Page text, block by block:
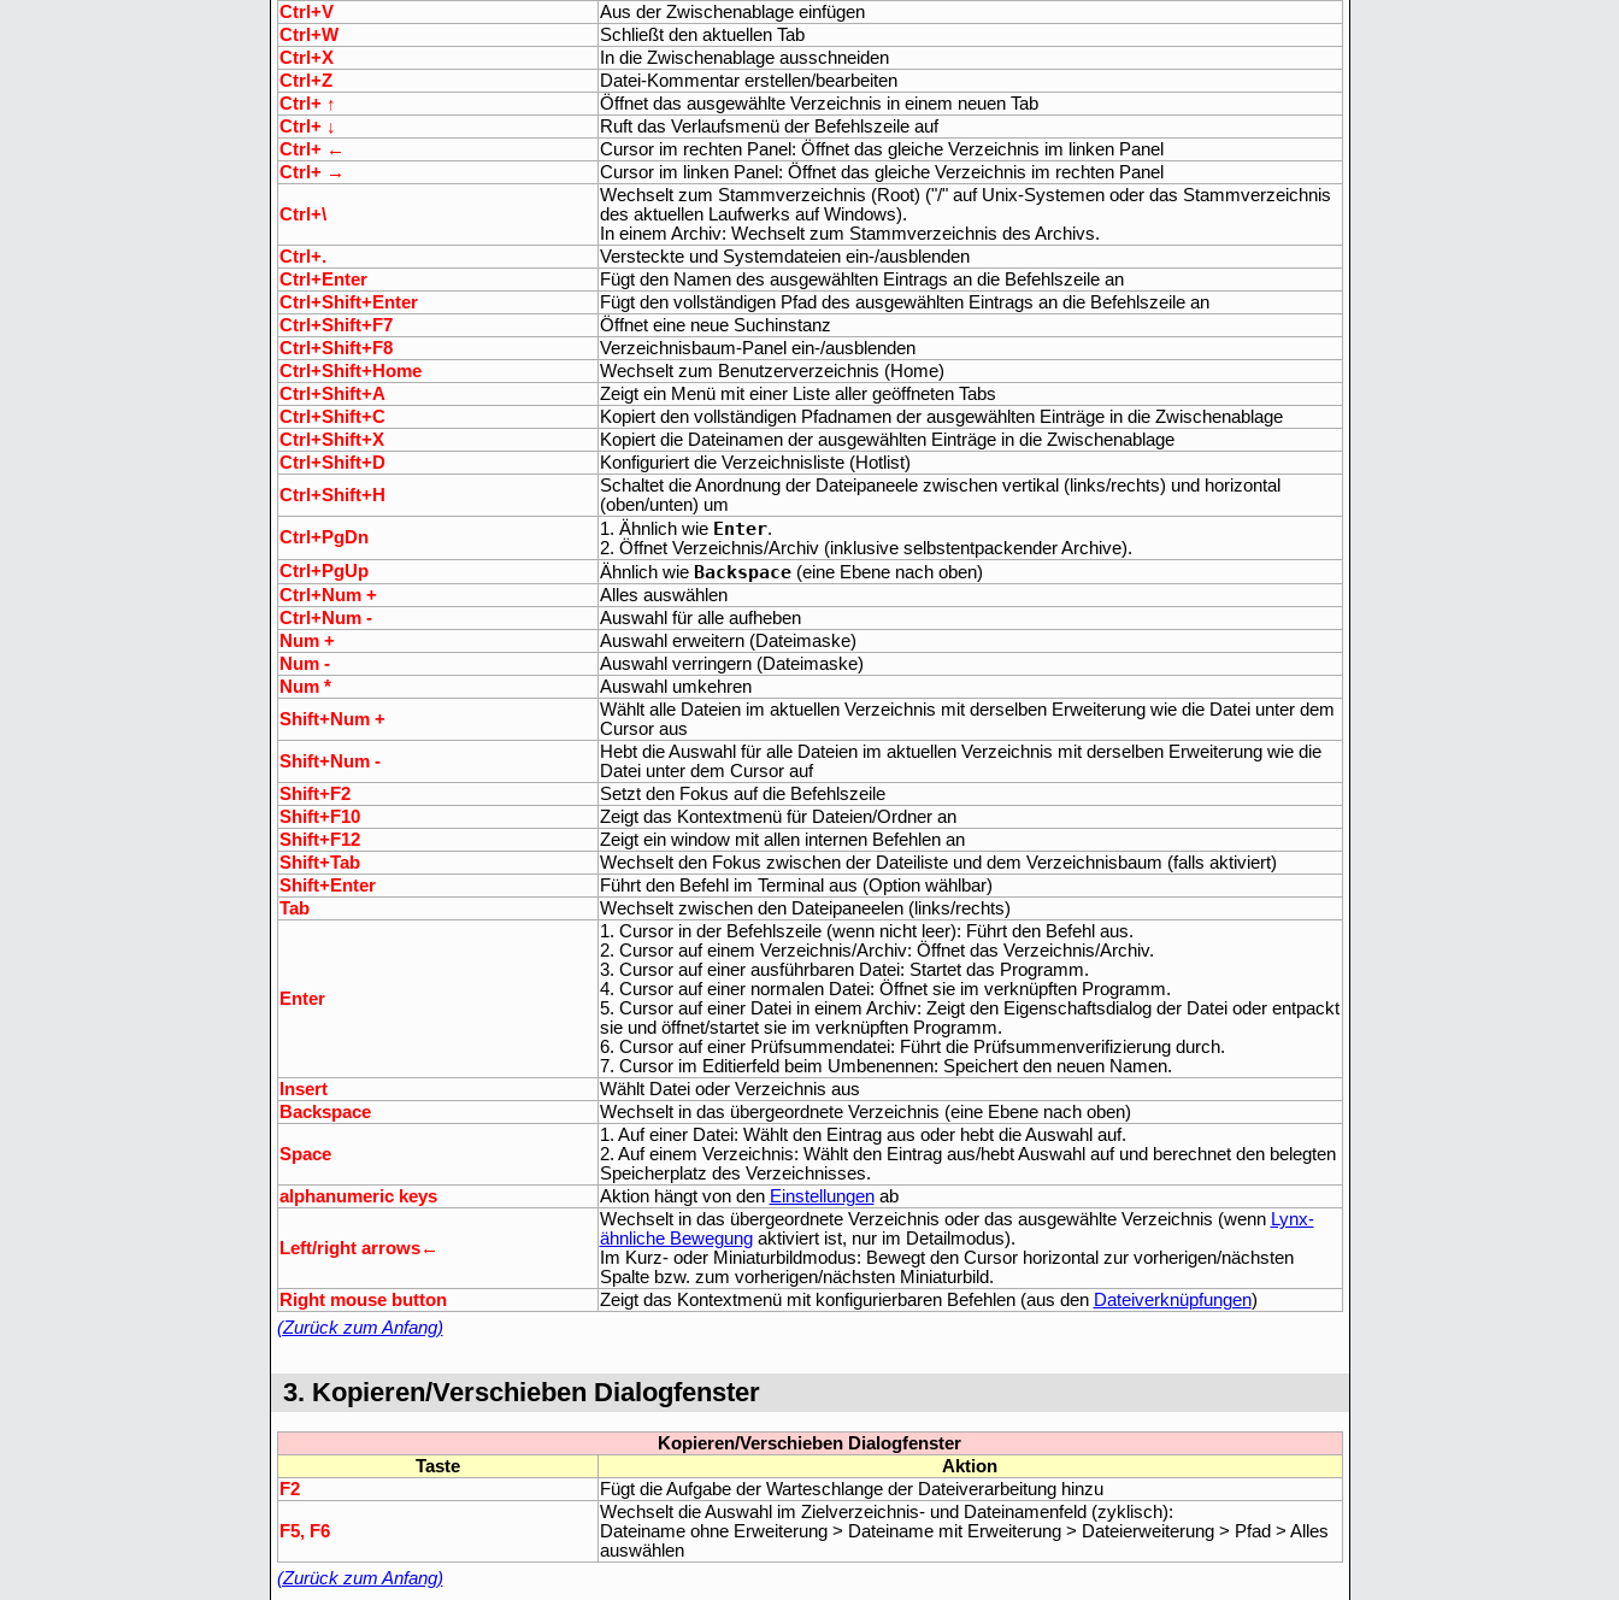
Ctrl+V
Aus der Zwischenablage einfügen
Ctrl+W
Schließt den aktuellen Tab
Ctrl+X
In die Zwischenablage ausschneiden
Ctrl+Z
Datei-Kommentar erstellen/bearbeiten
Ctrl+ ↑
Öffnet das ausgewählte Verzeichnis in einem neuen Tab
Ctrl+ ↓
Ruft das Verlaufsmenü der Befehlszeile auf
Ctrl+ ←
Cursor im rechten Panel: Öffnet das gleiche Verzeichnis im linken Panel
Ctrl+ →
Cursor im linken Panel: Öffnet das gleiche Verzeichnis im rechten Panel
Ctrl+\
Wechselt zum Stammverzeichnis (Root) ("/" auf Unix-Systemen oder das Stammverzeichnis
des aktuellen Laufwerks auf Windows).
In einem Archiv: Wechselt zum Stammverzeichnis des Archivs.
Ctrl+.
Versteckte und Systemdateien ein-/ausblenden
Ctrl+Enter
Fügt den Namen des ausgewählten Eintrags an die Befehlszeile an
Ctrl+Shift+Enter
Fügt den vollständigen Pfad des ausgewählten Eintrags an die Befehlszeile an
Ctrl+Shift+F7
Öffnet eine neue Suchinstanz
Ctrl+Shift+F8
Verzeichnisbaum-Panel ein-/ausblenden
Ctrl+Shift+Home
Wechselt zum Benutzerverzeichnis (Home)
Ctrl+Shift+A
Zeigt ein Menü mit einer Liste aller geöffneten Tabs
Ctrl+Shift+C
Kopiert den vollständigen Pfadnamen der ausgewählten Einträge in die Zwischenablage
Ctrl+Shift+X
Kopiert die Dateinamen der ausgewählten Einträge in die Zwischenablage
Ctrl+Shift+D
Konfiguriert die Verzeichnisliste (Hotlist)
Ctrl+Shift+H
Schaltet die Anordnung der Dateipaneele zwischen vertikal (links/rechts) und horizontal
(oben/unten) um
Ctrl+PgDn
1. Ähnlich wie Enter.
2. Öffnet Verzeichnis/Archiv (inklusive selbstentpackender Archive).
Ctrl+PgUp
Ähnlich wie Backspace(eine Ebene nach oben)
Ctrl+Num +
Alles auswählen
Ctrl+Num -
Auswahl für alle aufheben
Num +
Auswahl erweitern (Dateimaske)
Num -
Auswahl verringern (Dateimaske)
Num *
Auswahl umkehren
Shift+Num +
Wählt alle Dateien im aktuellen Verzeichnis mit derselben Erweiterung wie die Datei unter dem
Cursor aus
Shift+Num -
Hebt die Auswahl für alle Dateien im aktuellen Verzeichnis mit derselben Erweiterung wie die
Datei unter dem Cursor auf
Shift+F2
Setzt den Fokus auf die Befehlszeile
Shift+F10
Zeigt das Kontextmenü für Dateien/Ordner an
Shift+F12
Zeigt ein window mit allen internen Befehlen an
Shift+Tab
Wechselt den Fokus zwischen der Dateiliste und dem Verzeichnisbaum (falls aktiviert)
Shift+Enter
Führt den Befehl im Terminal aus (Option wählbar)
Tab
Wechselt zwischen den Dateipaneelen (links/rechts)
Enter
1. Cursor in der Befehlszeile (wenn nicht leer): Führt den Befehl aus.
2. Cursor auf einem Verzeichnis/Archiv: Öffnet das Verzeichnis/Archiv.
3. Cursor auf einer ausführbaren Datei: Startet das Programm.
4. Cursor auf einer normalen Datei: Öffnet sie im verknüpften Programm.
5. Cursor auf einer Datei in einem Archiv: Zeigt den Eigenschaftsdialog der Datei oder entpackt
sie und öffnet/startet sie im verknüpften Programm.
6. Cursor auf einer Prüfsummendatei: Führt die Prüfsummenverifizierung durch.
7. Cursor im Editierfeld beim Umbenennen: Speichert den neuen Namen.
Insert
Wählt Datei oder Verzeichnis aus
Backspace
Wechselt in das übergeordnete Verzeichnis (eine Ebene nach oben)
Space
1. Auf einer Datei: Wählt den Eintrag aus oder hebt die Auswahl auf.
2. Auf einem Verzeichnis: Wählt den Eintrag aus/hebt Auswahl auf und berechnet den belegten
Speicherplatz des Verzeichnisses.
alphanumeric keys
Aktion hängt von den Einstellungenab
Left/right arrows←
Wechselt in das übergeordnete Verzeichnis oder das ausgewählte Verzeichnis (wenn Lynx-
ähnliche Bewegungaktiviert ist, nur im Detailmodus).
Im Kurz- oder Miniaturbildmodus: Bewegt den Cursor horizontal zur vorherigen/nächsten
Spalte bzw. zum vorherigen/nächsten Miniaturbild.
Right mouse button
Zeigt das Kontextmenü mit konfigurierbaren Befehlen (aus den Dateiverknüpfungen)
(Zurück zum Anfang)
3. Kopieren/Verschieben Dialogfenster
Kopieren/Verschieben Dialogfenster
Taste
Aktion
F2
Fügt die Aufgabe der Warteschlange der Dateiverarbeitung hinzu
F5, F6
Wechselt die Auswahl im Zielverzeichnis- und Dateinamenfeld (zyklisch):
Dateiname ohne Erweiterung > Dateiname mit Erweiterung > Dateierweiterung > Pfad > Alles
auswählen
(Zurück zum Anfang)